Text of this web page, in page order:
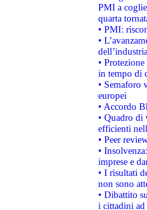
PMI a
quarta
• PMI:
•
•
in tempo di
• Semaforo
europei
• Accordo
• Quadro di
efficienti
• Peer
•
imprese e
• I risultati
non sono
• Dibattito
i cittadini ad